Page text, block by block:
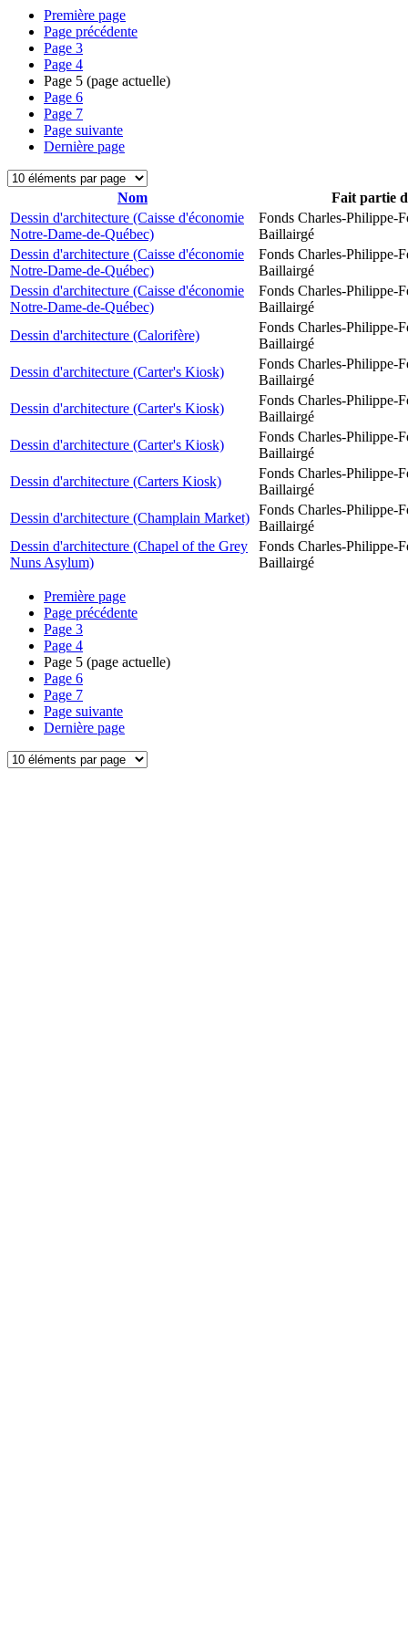
Première page
Page précédente
Page 3
Page 4
Page 5 (page actuelle)
Page 6
Page 7
Page suivante
Dernière page
Nom
Fait partie
Dessin d'architecture (Caisse d'économie
Notre-Dame-de-Québec)
Fonds Charles-Philippe-
Baillairgé
Dessin d'architecture (Caisse d'économie
Notre-Dame-de-Québec)
Fonds Charles-Philippe-
Baillairgé
Dessin d'architecture (Caisse d'économie
Notre-Dame-de-Québec)
Fonds Charles-Philippe-
Baillairgé
Dessin d'architecture (Calorifère)
Fonds Charles-Philippe-
Baillairgé
Dessin d'architecture (Carter's Kiosk)
Fonds Charles-Philippe-
Baillairgé
Dessin d'architecture (Carter's Kiosk)
Fonds Charles-Philippe-
Baillairgé
Dessin d'architecture (Carter's Kiosk)
Fonds Charles-Philippe-
Baillairgé
Dessin d'architecture (Carters Kiosk)
Fonds Charles-Philippe-
Baillairgé
Dessin d'architecture (Champlain Market)
Fonds Charles-Philippe-
Baillairgé
Dessin d'architecture (Chapel of the Grey
Nuns Asylum)
Fonds Charles-Philippe-
Baillairgé
Première page
Page précédente
Page 3
Page 4
Page 5 (page actuelle)
Page 6
Page 7
Page suivante
Dernière page